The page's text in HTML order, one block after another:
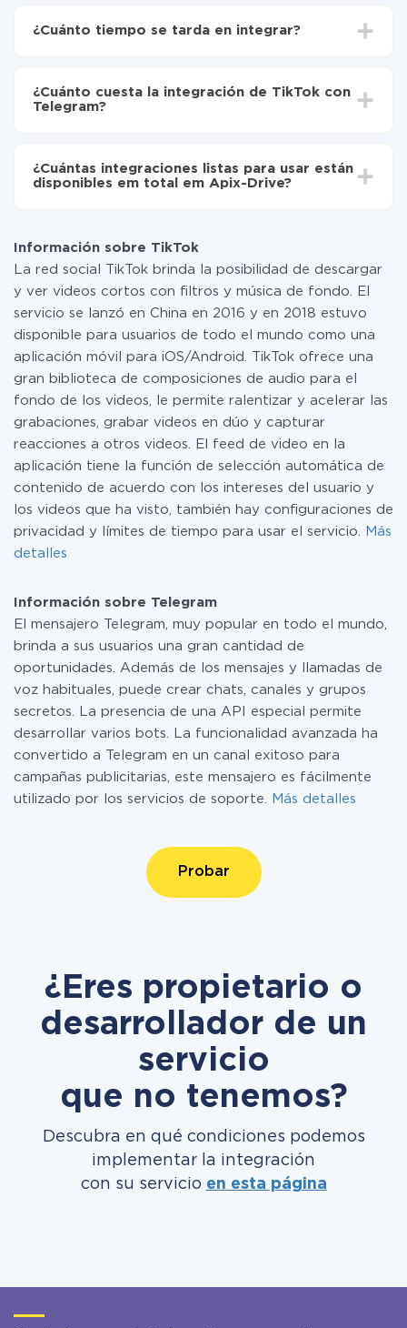
Elija qué datos transferir de TikTok a Telegram
de TikTok a Telegram
¿Cuánto tiempo se tarda en integrar?
oscilar entre 5 y 30 minutos. En promedio, la
configuración tarda entre 10 y 15 minutos.
¿Cuánto cuesta la integración de TikTok con
Telegram?
tarifas. Usted solo paga por la cantidad de datos que
realmente se transfieren de uno de sus sistemas a otro
manera segura un plan de tarifa gratuita o cambiar a
uno de pago, si es necesario. Más detalles sobre
tarifas.
¿Cuántas integraciones listas para usar están
disponibles em total em Apix-Drive?
Información sobre TikTok
La red social TikTok brinda la posibilidad de descargar
y ver videos cortos con filtros y música de fondo. El
servicio se lanzó en China en 2016 y en 2018 estuvo
disponible para usuarios de todo el mundo como una
aplicación móvil para iOS/Android. TikTok ofrece una
gran biblioteca de composiciones de audio para el
fondo de los videos, le permite ralentizar y acelerar las
grabaciones, grabar videos en dúo y capturar
reacciones a otros videos. El feed de video en la
aplicación tiene la función de selección automática de
contenido de acuerdo con los intereses del usuario y
los videos que ha visto, también hay configuraciones de
privacidad y límites de tiempo para usar el servicio.
Más
detalles
Información sobre Telegram
El mensajero Telegram, muy popular en todo el mundo,
brinda a sus usuarios una gran cantidad de
oportunidades. Además de los mensajes y llamadas de
voz habituales, puede crear chats, canales y grupos
secretos. La presencia de una API especial permite
desarrollar varios bots. La funcionalidad avanzada ha
convertido a Telegram en un canal exitoso para
campañas publicitarias, este mensajero es fácilmente
utilizado por los servicios de soporte.
Más detalles
Probar
¿Eres propietario o
desarrollador de un
servicio
que no tenemos?
Descubra en qué condiciones podemos
implementar la integración
con su servicio en esta página